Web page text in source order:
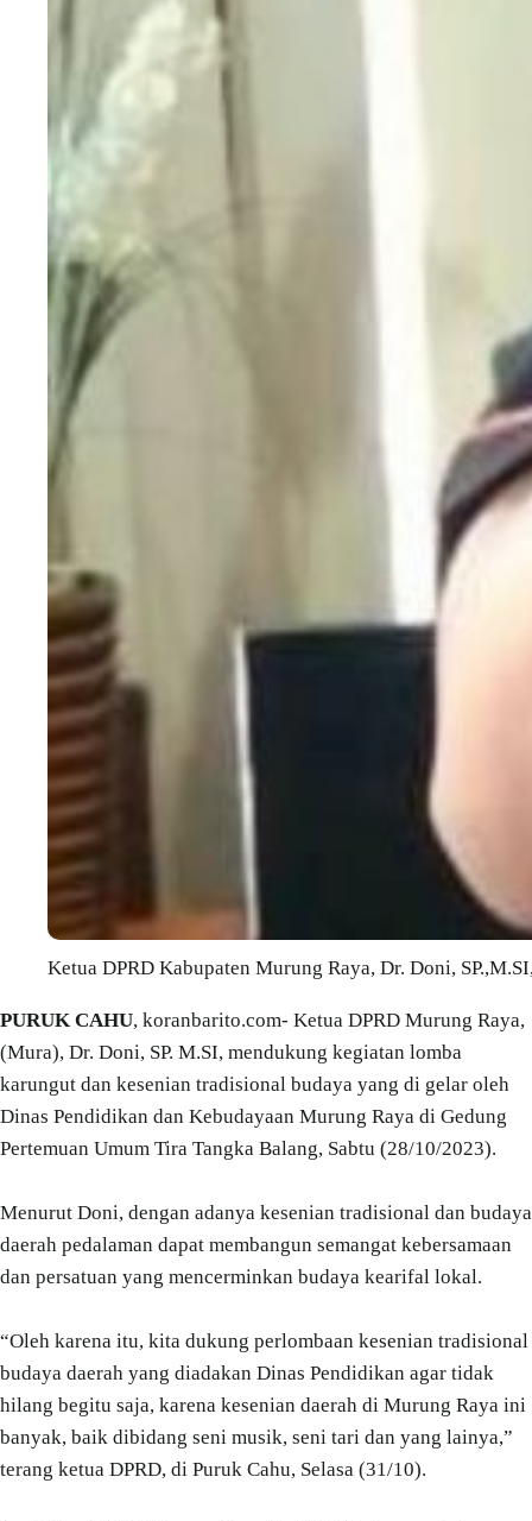
Ketua DPRD Kabupaten Murung Raya, Dr. Doni,
PURUK CAHU, koranbarito.com- Ketua DPRD Murung Raya,
(Mura), Dr. Doni, SP. M.SI, mendukung kegiatan lomba
karungut dan kesenian tradisional budaya yang di gelar oleh
Dinas Pendidikan dan Kebudayaan Murung Raya di Gedung
Pertemuan Umum Tira Tangka Balang, Sabtu (28/10/2023).
Menurut Doni, dengan adanya kesenian tradisional dan budaya
daerah pedalaman dapat membangun semangat kebersamaan
dan persatuan yang mencerminkan budaya kearifal lokal.
“Oleh karena itu, kita dukung perlombaan kesenian tradisional
budaya daerah yang diadakan Dinas Pendidikan agar tidak
hilang begitu saja, karena kesenian daerah di Murung Raya ini
banyak, baik dibidang seni musik, seni tari dan yang lainya,”
terang ketua DPRD, di Puruk Cahu, Selasa (31/10).